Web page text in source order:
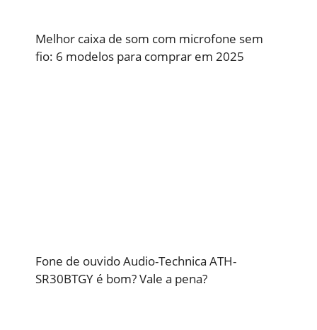
Melhor caixa de som com microfone sem
fio: 6 modelos para comprar em 2025
Fone de ouvido Audio-Technica ATH-
SR30BTGY é bom? Vale a pena?